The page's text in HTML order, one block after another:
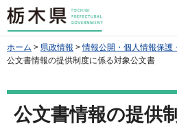
栃木県
ホーム > 県政情報 >情報公開・個人情報保護
公文書情報の提供制度に係る対象公文書
公文書情報の提供